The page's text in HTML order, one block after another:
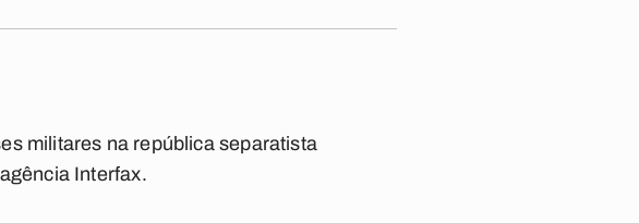
militares na república separatista
Interfax.